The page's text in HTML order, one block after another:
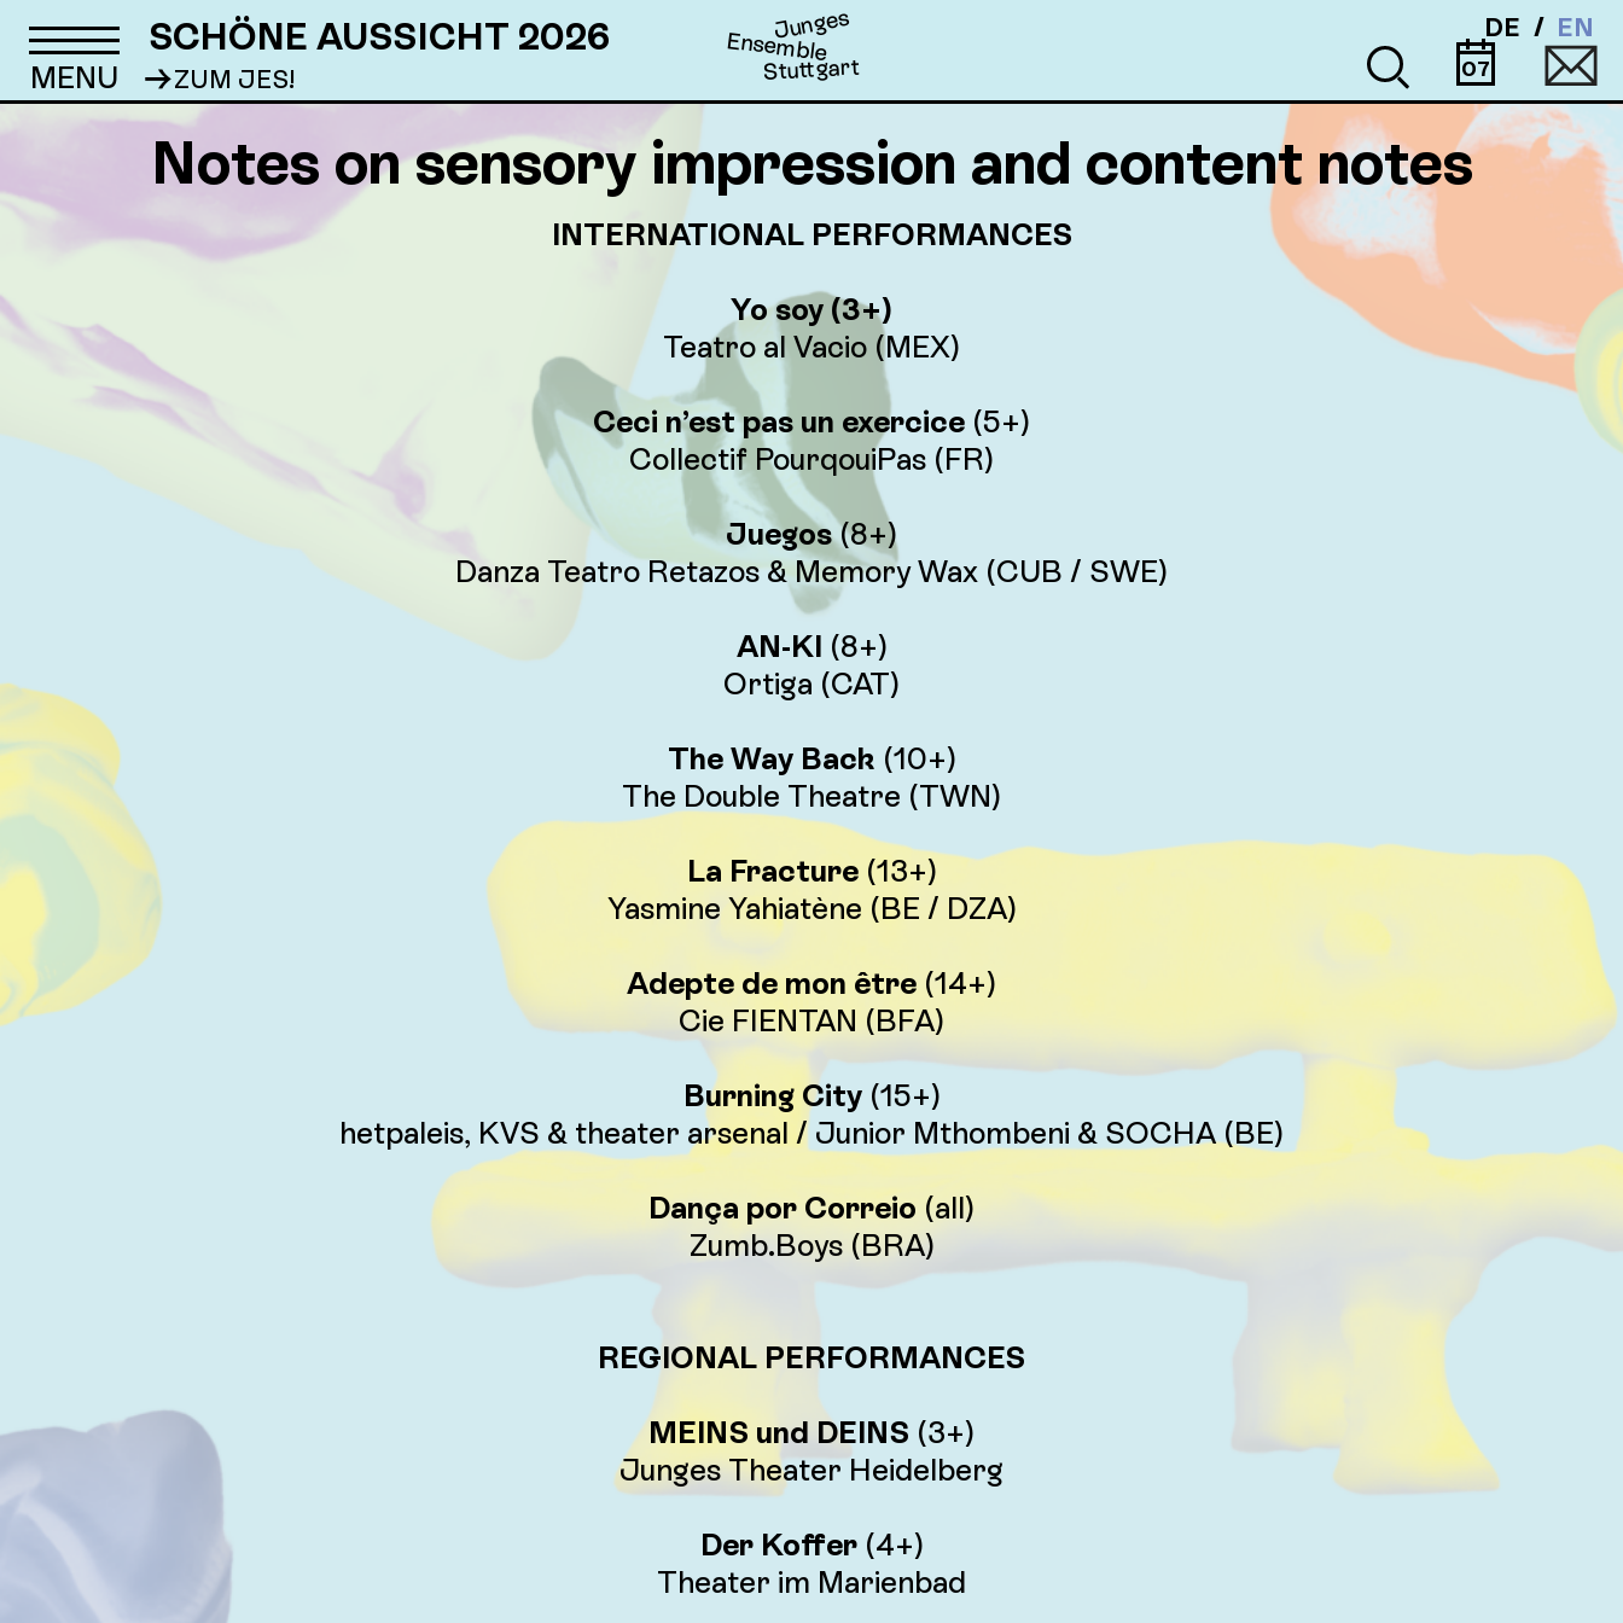
SCHÖNE AUSSICHT 2026
→ZUM JES!
Junges
Ensemble
Stuttgart
DE EN
07
Notes on sensory impression and content notes
INTERNATIONAL PERFORMANCES
Yo soy (3+)
Teatro al Vacio (MEX)
Ceci n’est pas un exercice (5+)
Collectif PourqouiPas (FR)
Juegos(8+)
Danza Teatro Retazos & Memory Wax (CUB / SWE)
AN-KI (8+)
Ortiga (CAT)
The Way Back (10+)
The Double Theatre (TWN)
La Fracture(13+)
Yasmine Yahiatène (BE / DZA)
Adepte de mon être (14+)
Cie FIENTAN (BFA)
Burning City(15+)
hetpaleis, KVS & theater arsenal / Junior Mthombeni & SOCHA (BE)
Dança por Correio (all)
Zumb.Boys (BRA)
REGIONAL PERFORMANCES
MEINS und DEINS (3+)
Junges Theater Heidelberg
Der Koffer(4+)
Theater im Marienbad